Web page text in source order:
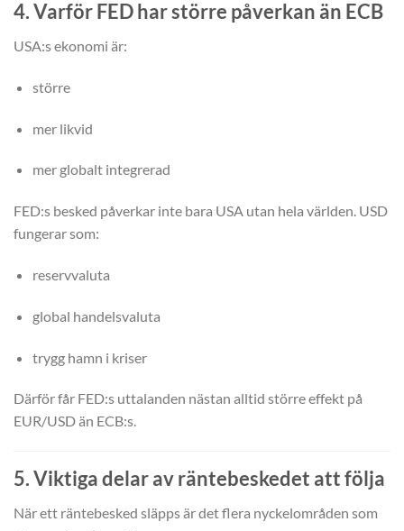
4. Varför FED har större påverkan än ECB
USA:s ekonomi är:
större
mer likvid
mer globalt integrerad
FED:s besked påverkar inte bara USA utan hela världen. USD
fungerar som:
reservvaluta
global handelsvaluta
trygg hamn i kriser
Därför får FED:s uttalanden nästan alltid större effekt på
EUR/USD än ECB:s.
5. Viktiga delar av räntebeskedet att följa
När ett räntebesked släpps är det flera nyckelområden som